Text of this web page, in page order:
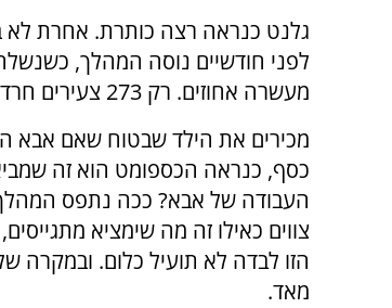
מעשרה אחוזים. רק 273 צעירים חרדים שבמילא היו מתייצבים, גם ללא ההתרסה, נענו לצווים.
מכירים את הילד שבטוח שאם אבא
כסף, כנראה הכספומט הוא זה
העבודה של אבא? ככה נתפס
צווים כאילו זה מה שימציא
הזו לבדה לא תועיל כלום. ובמקרה
מאד.